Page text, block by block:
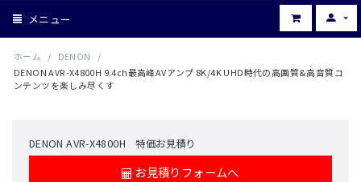
メニュー
ホーム / DENON
/
DENON AVR-X4800H 9.4ch最高峰AVアンプ 8K/4K UHD時代の高画質&高音質コ
ンテンツを楽しみ尽くす
DENON AVR-X4800H 特価お見積り
お見積りフォームへ